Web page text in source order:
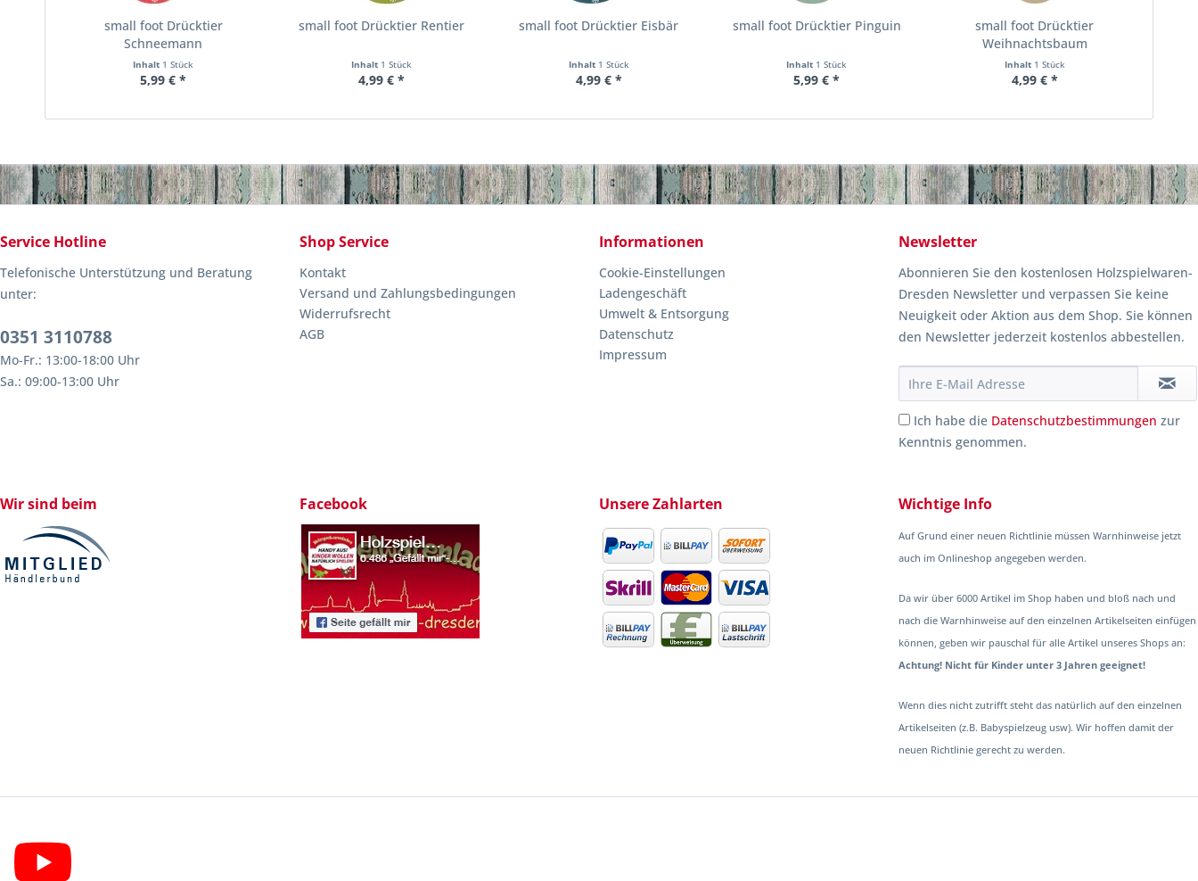
small foot Drücktier
Schneemann
Inhalt 1 Stück
5,99 € *
small foot Drücktier Rentier
Inhalt 1 Stück
4,99 € *
small foot Drücktier Eisbär
Inhalt 1 Stück
4,99 € *
small foot Drücktier Pinguin
Inhalt 1 Stück
5,99 € *
small foot Drücktier
Weihnachtsbaum
Inhalt 1 Stück
4,99 € *
Service Hotline
Telefonische Unterstützung und Beratung
unter:
0351 3110788
Mo-Fr.: 13:00-18:00 Uhr
Sa.: 09:00-13:00 Uhr
Shop Service
Kontakt
Versand und Zahlungsbedingungen
Widerrufsrecht
AGB
Informationen
Cookie-Einstellungen
Ladengeschäft
Umwelt & Entsorgung
Datenschutz
Impressum
Newsletter
Abonnieren Sie den kostenlosen Holzspielwaren-
Dresden Newsletter und verpassen Sie keine
Neuigkeit oder Aktion aus dem Shop. Sie können
den Newsletter jederzeit kostenlos abbestellen.
Ich habe die Datenschutzbestimmungen zur
Kenntnis genommen.
Wir sind beim Facebook Unsere Zahlarten Wichtige Info
Auf Grund einer neuen Richtlinie müssen Warnhinweise jetzt
auch im Onlineshop angegeben werden.
Da wir über 6000 Artikel im Shop haben und bloß nach und
nach die Warnhinweise auf den einzelnen Artikelseiten einfügen
können, geben wir pauschal für alle Artikel unseres Shops an:
Achtung! Nicht für Kinder unter 3 Jahren geeignet!
Wenn dies nicht zutrifft steht das natürlich auf den einzelnen
Artikelseiten (z.B. Babyspielzeug usw). Wir hoffen damit der
neuen Richtlinie gerecht zu werden.